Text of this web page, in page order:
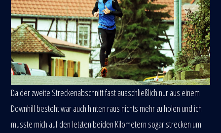
Da der zweite Streckenabschnitt fast ausschließlich nur aus einem
Downhill besteht war auch hinten raus nichts mehr zu holen und ich
musste mich auf den letzten beiden Kilometern sogar strecken um